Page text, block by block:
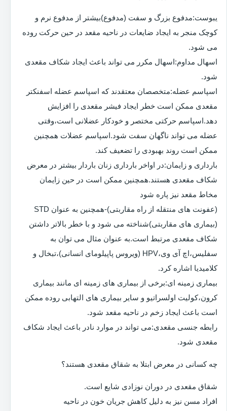
یبوست:مدفوع بزرگ و سفت (مدفوع)بیشتر از مدفوع نرم و
کوچک منجر به ایجاد ضایعات در ناحیه مقعد در حین حرکت روده
می شود.
اسهال مداوم:اسهال مکرر می تواند باعث ایجاد شکاف مقعدی
شود.
اسپاسم عضله:متخصصان معتقدند که اسپاسم عضله اسفنکتر
مقعدی ممکن است خطر ایجاد فیشر مقعدی را افزایش
دهد.اسپاسم حرکتی مختصر و خودکار عضلانی است،وقتی
عضله می تواند ناگهان سفت شود.اسپاسم عضلات همچنین
ممکن است روند بهبودی را تضعیف کند.
بارداری و زایمان:در اواخر بارداری زنان باردار بیشتر در معرض
شکاف مقعدی هستند.همچنین ممکن است در حین زایمان
مخاط مقعد نیز پاره شود
(عفونت های منتقله از راه مقاربتی)-همچنین به عنوان STD
(بیماری های مقاربتی)شناخته می شود و با خطر بالاتر داشتن
شکاف مقعدی مرتبط است.به عنوان مثال می توان به
سفلیس،اچ آی وی،HPV (ویروس پاپیلومای انسانی)،تبخال و
کلامیدیا اشاره کرد.
بیماری زمینه ای:برخی از بیماری های زمینه ای مانند بیماری
کرون،کولیت اولسراتیو و سایر بیماری های التهابی روده ممکن
است باعث ایجاد زخم در ناحیه مقعد شود.
رابطه جنسی مقعدی:می تواند در موارد نادر باعث ایجاد شکاف
مقعدی شود.
چه کسانی در معرض ابتلا به شقاق مقعدی هستند؟
شقاق مقعدی در دوران نوزادی شایع است.
افراد مسن نیز به دلیل کاهش جریان خون در ناحیه